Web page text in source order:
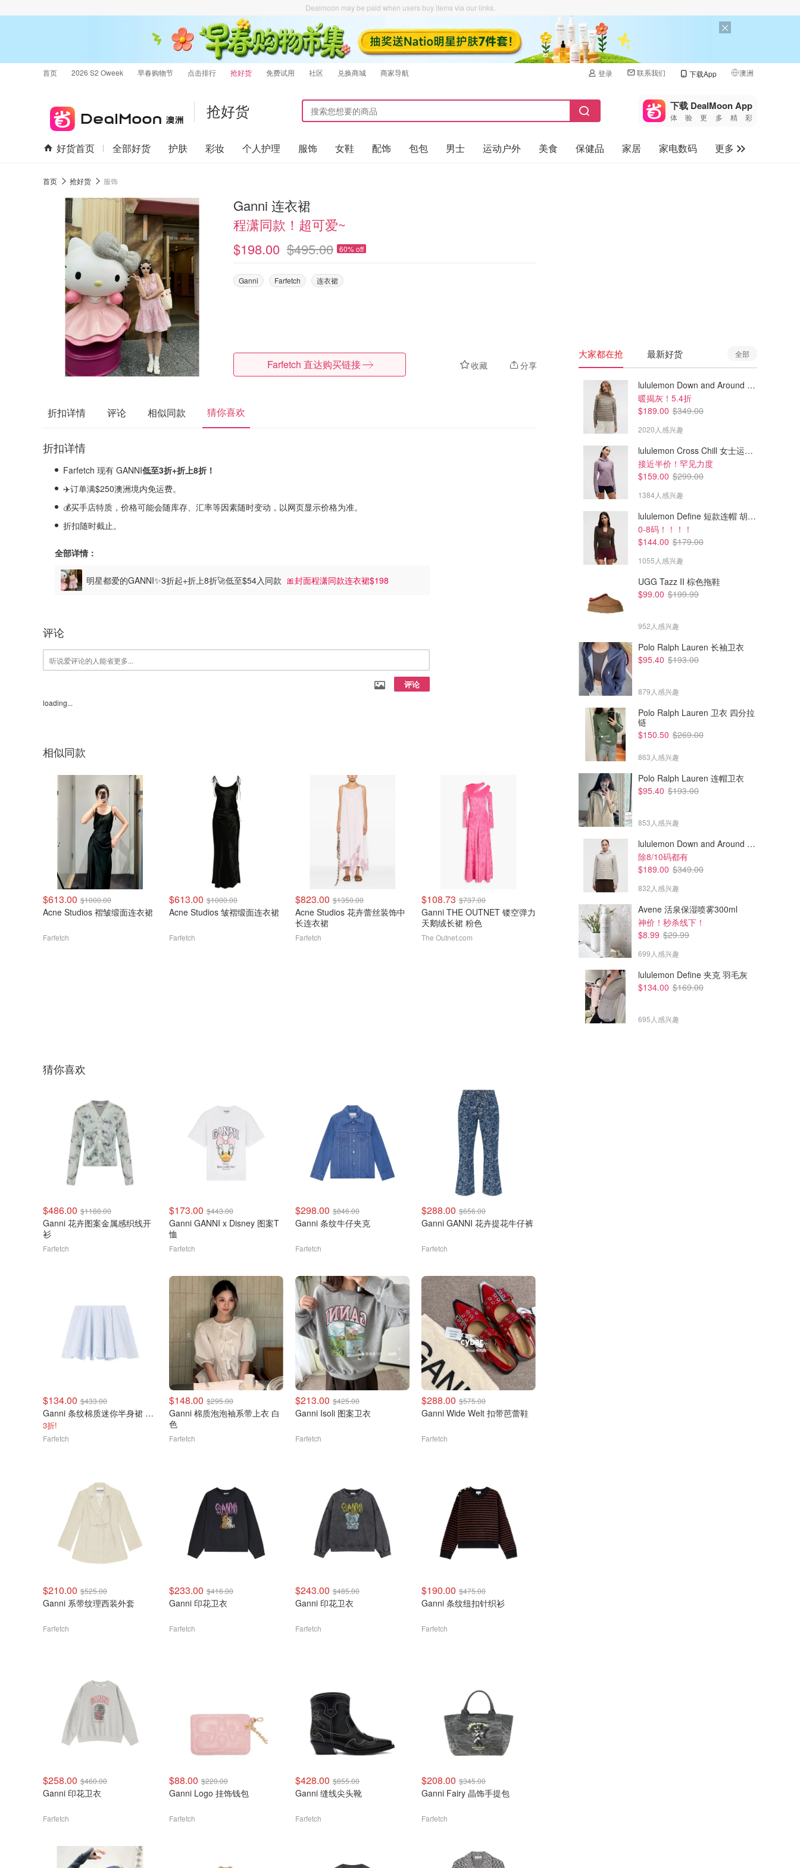
Dealmoon may be paid when users buy items via our links.
首页 2026 S2 Oweek 早春购物节 点击排行 抢好货 免费试用 社区 兑换商城 商家导航 登录 联系我们 下载App 澳洲
🇺🇸
🇨🇳 中国
🇨🇦加拿大
抢好货 下载 DealMoon App
体验更多精彩
好货首页 全部好货 护肤 彩妆 个人护理 服饰 女鞋 配饰 包包 男士 运动户外 美食 保健品 家居 家电数码
更多
首页 抢好货 服饰
Ganni 连衣裙
程潇同款！超可爱~
$198.00 $495.00 60% off
Ganni Farfetch 连衣裙
收藏 分享
Farfetch 直达购买链接
折扣详情 评论 相似同款 猜你喜欢
折扣详情
Farfetch 现有 GANNI低至3折+折上8折！
✈️订单满$250澳洲境内免运费。
💰买手店特质，价格可能会随库存、汇率等因素随时变动，以网页显示价格为准。
折扣随时截止。
全部详情：
明星都爱的GANNI✨3折起+折上8折🚀低至$54入同款 🎀封面程潇同款连衣裙$198
评论
评论
loading...
相似同款
$613.00 $1000.00
Acne Studios 褶皱缎面连衣裙
Farfetch
$613.00 $1000.00
Acne Studios 皱褶缎面连衣裙
Farfetch
$823.00 $1350.00
Acne Studios 花卉蕾丝装饰中
长连衣裙
Farfetch
$108.73 $737.00
Ganni THE OUTNET 镂空弹力
天鹅绒长裙 粉色
The Outnet.com
Ganni 镂空格纹亚麻真丝混纺
中长连衣裙
The Outnet.com
Ganni THE OUTNET Cloque
迷你连衣裙 黑色
The Outnet.com
猜你喜欢
$486.00 $1188.00
Ganni 花卉图案金属感织线开
衫
Farfetch
$173.00 $443.00
Ganni GANNI x Disney 图案T
恤
Farfetch
$298.00 $846.00
Ganni 条纹牛仔夹克
Farfetch
$288.00 $656.00
Ganni GANNI 花卉提花牛仔裤
Farfetch
$134.00 $433.00
Ganni 条纹棉质迷你半身裙 蓝色
3折!
Farfetch
$148.00 $295.00
Ganni 棉质泡泡袖系带上衣 白
色
Farfetch
$213.00 $425.00
Ganni Isoli 图案卫衣
Farfetch
$288.00 $575.00
Ganni Wide Welt 扣带芭蕾鞋
Farfetch
$210.00 $525.00
Ganni 系带纹理西装外套
Farfetch
$233.00 $416.00
Ganni 印花卫衣
Farfetch
$243.00 $485.00
Ganni 印花卫衣
Farfetch
$190.00 $475.00
Ganni 条纹纽扣针织衫
Farfetch
$258.00 $460.00
Ganni 印花卫衣
Farfetch
$88.00 $220.00
Ganni Logo 挂饰钱包
Farfetch
$428.00 $855.00
Ganni 缝线尖头靴
Farfetch
$208.00 $345.00
Ganni Fairy 晶饰手提包
Farfetch
大家都在抢 最新好货 全部
lululemon Down and Around 羽绒夹克
暖揭灰！5.4折
$189.00 $349.00
2020人感兴趣
lululemon Cross Chill 女士运动外套
接近半价！罕见力度
$159.00 $299.00
1384人感兴趣
lululemon Define 短款连帽 胡桃棕
0-8码！！！！
$144.00 $179.00
1055人感兴趣
UGG Tazz II 棕色拖鞋
$99.00 $199.99
952人感兴趣
Polo Ralph Lauren 长袖卫衣
$95.40 $193.00
879人感兴趣
Polo Ralph Lauren 卫衣 四分拉
链
$150.50 $269.00
863人感兴趣
Polo Ralph Lauren 连帽卫衣
$95.40 $193.00
853人感兴趣
lululemon Down and Around 羽绒夹克
除8/10码都有
$189.00 $349.00
832人感兴趣
Avene 活泉保湿喷雾300ml
神价！秒杀线下！
$8.99 $29.99
699人感兴趣
lululemon Define 夹克 羽毛灰
$134.00 $169.00
695人感兴趣